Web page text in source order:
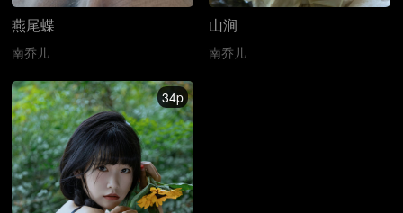
燕尾蝶
南乔儿
山涧
南乔儿
34p